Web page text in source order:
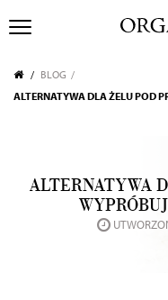
BLOG
ALTERNATYWA DLA ŻELU POD
ALTERNATYWA